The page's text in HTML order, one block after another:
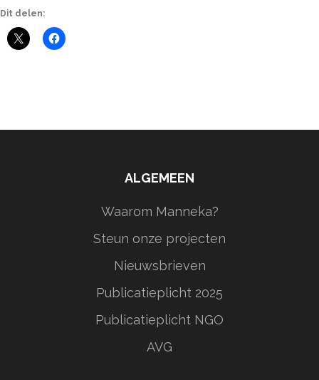
Dit delen:
ALGEMEEN
Waarom Manneka?
Steun onze projecten
Nieuwsbrieven
Publicatieplicht 2025
Publicatieplicht NGO
AVG